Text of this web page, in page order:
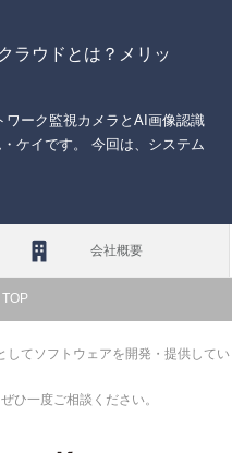
ラウドとは？メリッ
ワーク監視カメラとAI画像認識
ケイです。 今回は、システム
会社概要
してソフトウェアを開発・提供してい
ひ一度ご相談ください。